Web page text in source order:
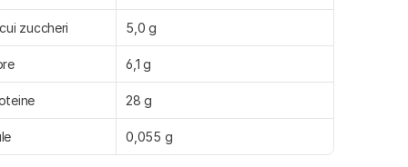
zuccheri 5,0 g
6,1 g
28 g
0,055 g